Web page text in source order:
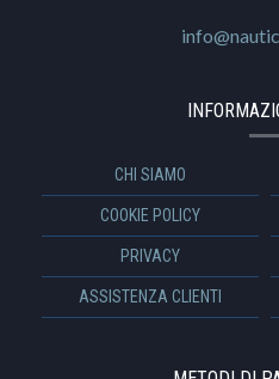
CHI SIAMO
COOKIE POLICY
PRIVACY
ASSISTENZA CLIENTI